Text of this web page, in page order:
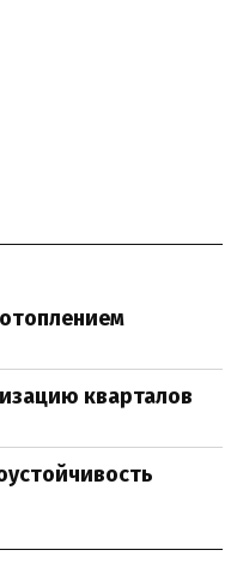
кварталов